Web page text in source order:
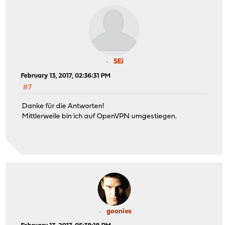
SEi
February 13, 2017, 02:36:31 PM
#7
Danke für die Antworten!
Mittlerweile bin ich auf OpenVPN umgestiegen.
goonies